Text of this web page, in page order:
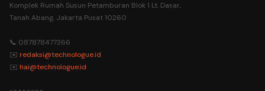
Komplek Rumah Susun Petamburan Blok 1 Lt. Dasar,
Tanah Abang, Jakarta Pusat 10260
📞 087878477366
✉️ redaksi@technologue.id
✉️ hai@technologue.id